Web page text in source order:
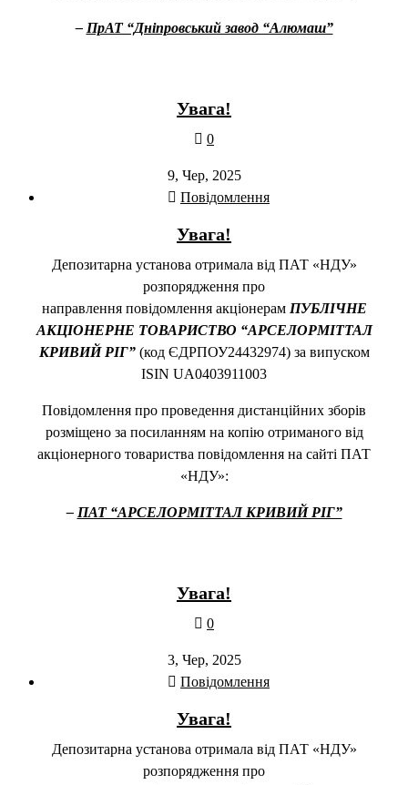
– ПрАТ “Дніпровський завод “Алюмаш”
Увага!
0
9, Чер, 2025
Повідомлення
Увага!
Депозитарна установа отримала від ПАТ «НДУ»
розпорядження про
направлення повідомлення акціонерам ПУБЛІЧНЕ
АКЦІОНЕРНЕ ТОВАРИСТВО “АРСЕЛОРМІТТАЛ
КРИВИЙ РІГ” (код ЄДРПОУ24432974) за випуском
ISIN UA0403911003
Повідомлення про проведення дистанційних зборів
розміщено за посиланням на копію отриманого від
акціонерного товариства повідомлення на сайті ПАТ
«НДУ»:
– ПАТ “АРСЕЛОРМІТТАЛ КРИВИЙ РІГ”
Увага!
0
3, Чер, 2025
Повідомлення
Увага!
Депозитарна установа отримала від ПАТ «НДУ»
розпорядження про